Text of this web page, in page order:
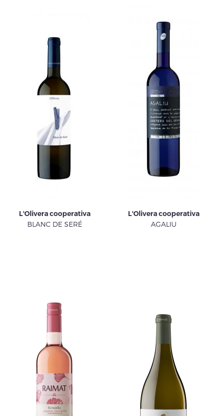
L'Olivera cooperativa
BLANC DE SERÉ
L'Olivera cooperativa
AGALIU